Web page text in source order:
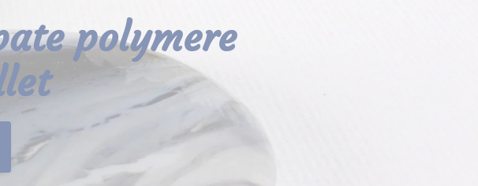
polymere